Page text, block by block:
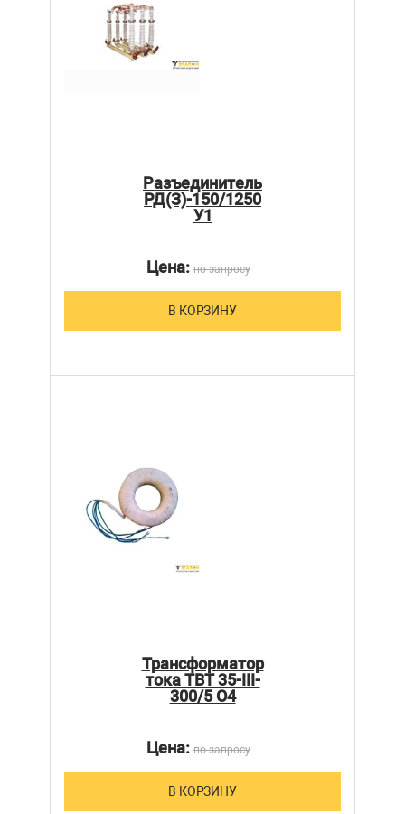
Разъединитель
РД(З)-150/1250
У1
Цена:по запросу
В КОРЗИНУ
Трансформатор
тока ТВТ 35-III-
300/5 О4
Цена:по запросу
В КОРЗИНУ